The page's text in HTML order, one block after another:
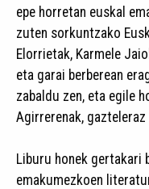
epe horretan euskal
zuten sorkuntzako
Elorrietak, Karmele
eta garai berberean
zabaldu zen, eta egile
Agirrerenak,
Liburu honek gertakari
emakumezkoen